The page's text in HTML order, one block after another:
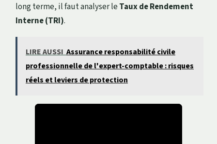
long terme, il faut analyser leTaux de Rendement
Interne (TRI).
LIRE AUSSI Assurance responsabilité civile
professionnelle de l'expert-comptable : risques
réels et leviers de protection